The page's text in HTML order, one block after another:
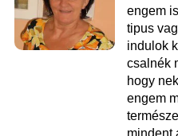
engem
tipus
indulok
csalnék
hogy
engem
mindent